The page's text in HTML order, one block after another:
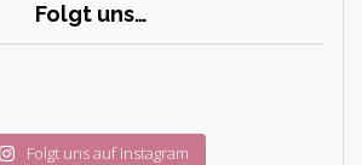
Folgt uns…
Folgt uns auf Instagram